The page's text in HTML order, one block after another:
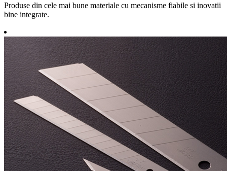
Produse din cele mai bune materiale cu mecanisme fiabile si inovatii
bine integrate.